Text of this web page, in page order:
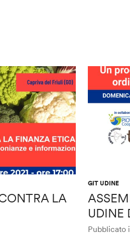
LA
GIT UDINE
UDINE
Pubblicato